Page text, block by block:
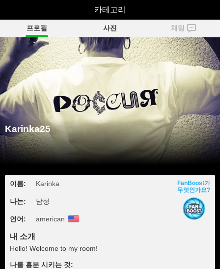
Karinka25
프로필 사진 채팅
Karinka25
이름: Karinka
나는: 남성
언어: american
FanBoost가
무엇인가요?
내 소개
Hello! Welcome to my room!
나를 흥분 시키는 것:
카테고리